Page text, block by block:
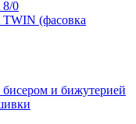
8/0
(фасовка
и бижутерией